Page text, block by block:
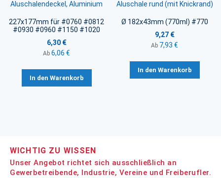
Aluschalendeckel, Aluminium
227x177mm für #0760 #0812
#0930 #0960 #1150 #1020
6,30 €
Ab 6,06 €
In den Warenkorb
Aluschale rund (mit Knickrand)
Ø 182x43mm (770ml) #770
9,27 €
Ab 7,93 €
In den Warenkorb
WICHTIG ZU WISSEN
Unser Angebot richtet sich ausschließlich an
Gewerbetreibende, Industrie, Vereine und Freiberufler.